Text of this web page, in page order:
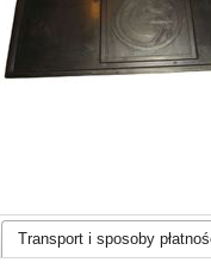
Transport i sposoby